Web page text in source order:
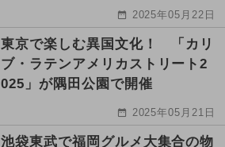
2025年05月22日
東京で楽しむ異国文化！ 「カリ
ブ・ラテンアメリカストリート2
025」が隅田公園で開催
2025年05月21日
池袋東武で福岡グルメ大集合の物